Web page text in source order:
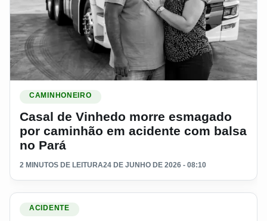
CAMINHONEIRO
Casal de Vinhedo morre esmagado
por caminhão em acidente com balsa
no Pará
2 MINUTOS DE LEITURA24 DE JUNHO DE 2026 - 08:10
Ler materia: Caminhoneiro morre após caminhão bater em
ACIDENTE